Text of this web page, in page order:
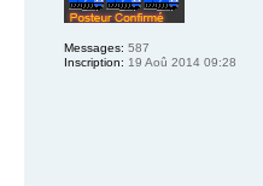
Messages: 587
Inscription: 19 Aoû 2014 09:28